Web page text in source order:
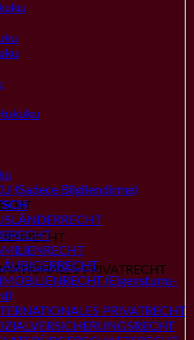
PRIVATRECHT
(Sadece Bilgilendirme)
(Eigenstums-
PRIVATRECHT